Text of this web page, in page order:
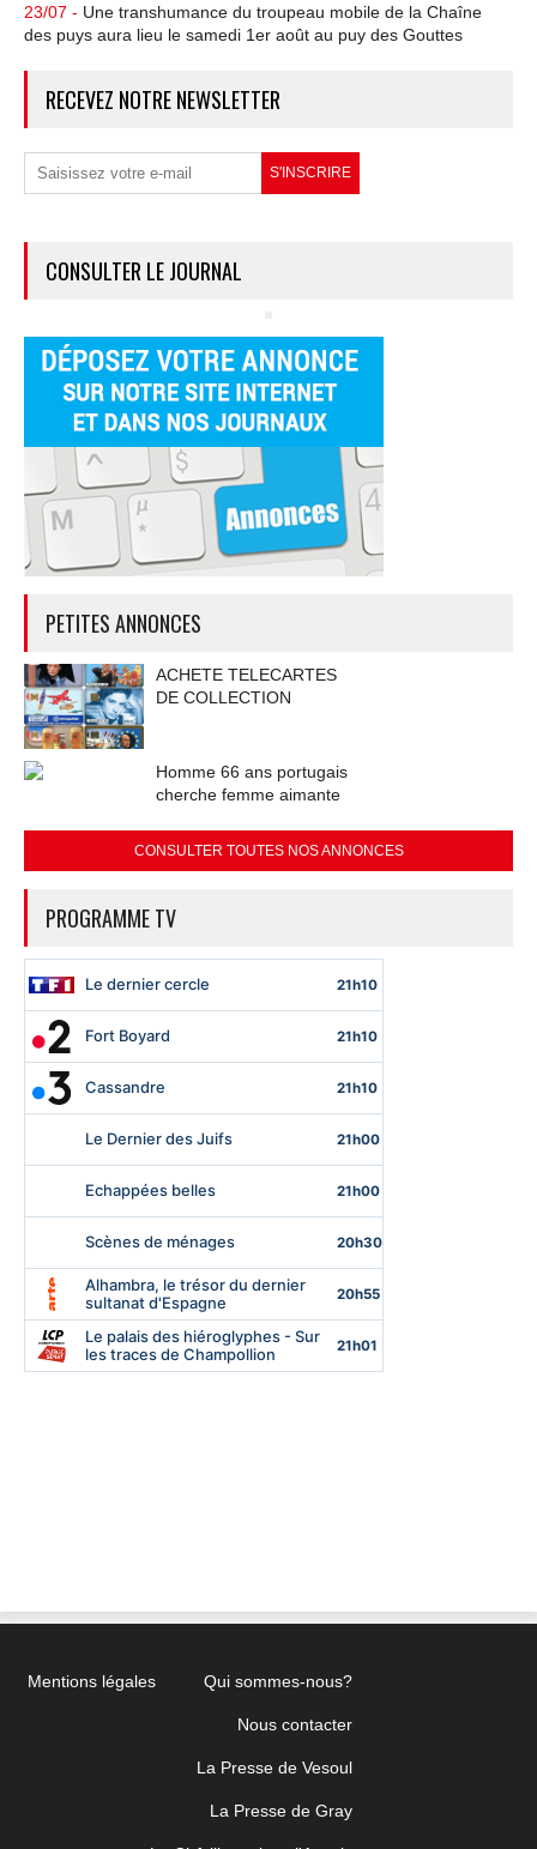
23/07 - Une transhumance du troupeau mobile de la Chaîne
des puys aura lieu le samedi 1er août au puy des Gouttes
RECEVEZ NOTRE NEWSLETTER
CONSULTER LE JOURNAL
PETITES ANNONCES
ACHETE TELECARTES
DE COLLECTION
Homme 66 ans portugais
cherche femme aimante
CONSULTER TOUTES NOS ANNONCES
PROGRAMME TV
Mentions légales Qui sommes-nous?
Nous contacter
La Presse de Vesoul
La Presse de Gray